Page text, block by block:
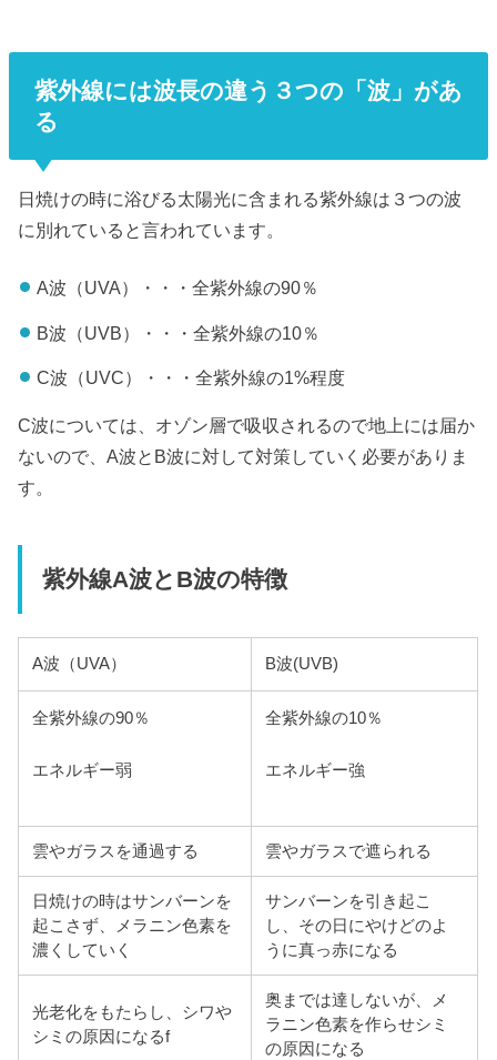
紫外線には波長の違う３つの「波」があ
る
日焼けの時に浴びる太陽光に含まれる紫外線は３つの波
に別れていると言われています。
A波（UVA）・・・全紫外線の90％
B波（UVB）・・・全紫外線の10％
C波（UVC）・・・全紫外線の1%程度
C波については、オゾン層で吸収されるので地上には届か
ないので、A波とB波に対して対策していく必要がありま
す。
紫外線A波とB波の特徴
A波（UVA） B波(UVB)
全紫外線の90％
エネルギー弱
全紫外線の10％
エネルギー強
雲やガラスを通過する 雲やガラスで遮られる
日焼けの時はサンバーンを
起こさず、メラニン色素を
濃くしていく
サンバーンを引き起こ
し、その日にやけどのよ
うに真っ赤になる
光老化をもたらし、シワや
シミの原因になるf
奥までは達しないが、メ
ラニン色素を作らせシミ
の原因になる